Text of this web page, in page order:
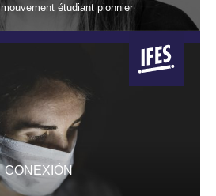
étudiant pionnier
CONEXIÓN